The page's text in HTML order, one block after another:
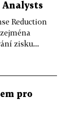
Reduction
zisku...
pro